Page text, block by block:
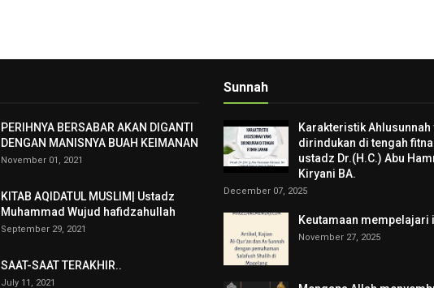
PERIHNYA BERSABAR AKAN DIGANTI
DENGAN MANISNYA BUAH KEIMANAN
November 01, 2021
KITAB AQIDATUL MUSLIM| Ustadz
Muhammad Wujud hafidzahullah
September 29, 2021
SAAT-SAAT TERAKHIR..
July 11, 2021
Sunnah
Karakteristik Ahlusunnah
dirindukan di tengah
ustadz Dr.(H.C.) Abu
Kiryani BA.
December 07, 2025
Keutamaan mempelajari
November 27, 2025